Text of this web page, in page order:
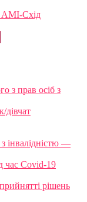
АМІ-Схід
з прав осіб з
дівчат
інвалідністю —
час Covid-19
рішень